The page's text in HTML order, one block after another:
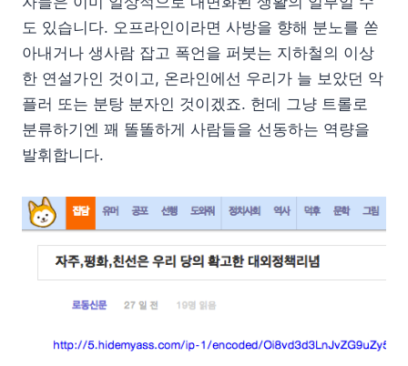
도 있습니다. 오프라인이라면 사방을 향해 분노를 쏟
아내거나 생사람 잡고 폭언을 퍼붓는 지하철의 이상
한 연설가인 것이고, 온라인에선 우리가 늘 보았던 악
플러 또는 분탕 분자인 것이겠죠. 헌데 그냥 트롤로
분류하기엔 꽤 똘똘하게 사람들을 선동하는 역량을
발휘합니다.